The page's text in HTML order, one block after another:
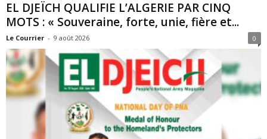
EL DJEÏCH QUALIFIE L’ALGERIE PAR CINQ
MOTS : « Souveraine, forte, unie, fière et...
Le Courrier - 9 août 2026 0